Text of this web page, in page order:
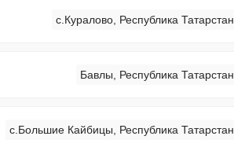
с.Куралово, Республика Татарстан
Бавлы, Республика Татарстан
с.Большие Кайбицы, Республика Татарстан